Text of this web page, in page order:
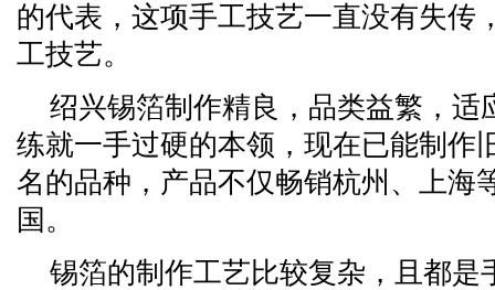
的代表，这项手工技艺一直没有失传
工技艺。
绍兴锡箔制作精良，品类益繁，适
练就一手过硬的本领，现在已能制作
名的品种，产品不仅畅销杭州、上海
国。
锡箔的制作工艺比较复杂，且都是